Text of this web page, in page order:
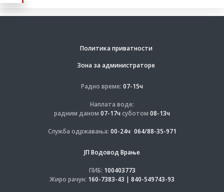
Политика приватности
Зона за администраторе
Радно време: 07-15ч
Наплата воде:
радним даном 07-17ч суботом 08-13ч
Служба одржавања: 00-24ч 064/88-35-971
ЈП Водовод Врање
ПИБ: 100403773
Жиро рачун: 160-7383-43 | 840-549743-93